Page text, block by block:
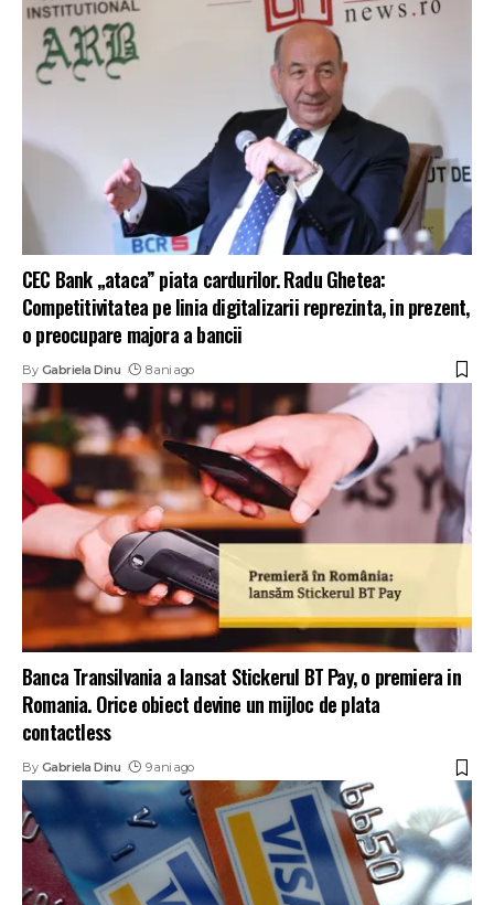
CEC Bank „ataca” piata cardurilor. Radu Ghetea:
Competitivitatea pe linia digitalizarii reprezinta, in prezent,
o preocupare majora a bancii
By Gabriela Dinu 8 ani ago
Banca Transilvania a lansat Stickerul BT Pay, o premiera in
Romania. Orice obiect devine un mijloc de plata
contactless
By Gabriela Dinu 9 ani ago